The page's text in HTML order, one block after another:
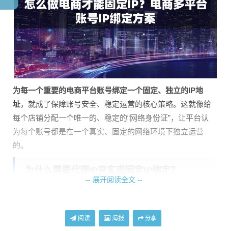
为每一个重要的电商平台账号绑定一个固定、独立的IP地
址，就成了保障账号安全、稳定运营的核心策略。这就像给
每个店铺分配一个唯一的、稳定的“网络身份证”，让平台认
为每个账号都是在一个真实、固定的网络环境下独立运营
的。
误区。绝大多数家庭或普通办公宽带，运营商提供的都是动
态IP，每次重启路由器或隔一段时间，公网IP地址就会变
-- 展开阅读全文 --
阅读 海报 分享